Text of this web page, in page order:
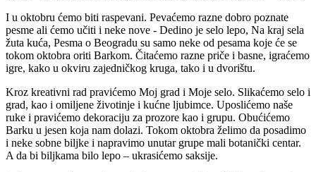
I u oktobru ćemo biti raspevani. Pevaćemo razne dobro poznate
pesme ali ćemo učiti i neke nove - Dedino je selo lepo, Na kraj sela
žuta kuća, Pesma o Beogradu su samo neke od pesama koje će se
tokom oktobra oriti Barkom. Čitaćemo razne priče i basne, igraćemo
igre, kako u okviru zajedničkog kruga, tako i u dvorištu.
Kroz kreativni rad pravićemo Moj grad i Moje selo. Slikaćemo selo i
grad, kao i omiljene životinje i kućne ljubimce. Uposlićemo naše
ruke i pravićemo dekoraciju za prozore kao i grupu. Obućićemo
Barku u jesen koja nam dolazi. Tokom oktobra želimo da posadimo
i neke sobne biljke i napravimo unutar grupe mali botanički centar.
A da bi biljkama bilo lepo – ukrasićemo saksije.